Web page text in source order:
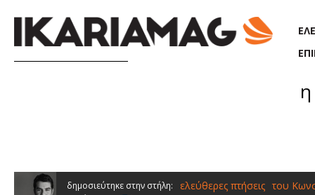
δημοσιεύτηκε στην στήλη: ελεύθερες πτήσεις του